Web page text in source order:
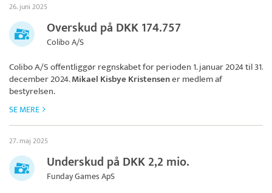
26. juni 2025
Overskud på DKK 174.757
Colibo A/S
Colibo A/Soffentliggør regnskabet for perioden 1. januar 2024 til 31.
december 2024.Mikael Kisbye Kristensener medlem af
bestyrelsen.
SE MERE
27. maj 2025
Underskud på DKK 2,2 mio.
Funday Games ApS